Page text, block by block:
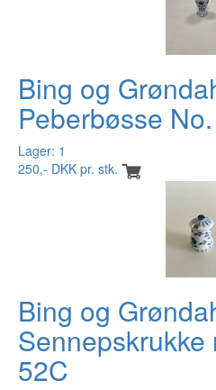
Bing og
Peberbøsse
Lager: 1
250,- DKK pr. stk.
Bing og
52C